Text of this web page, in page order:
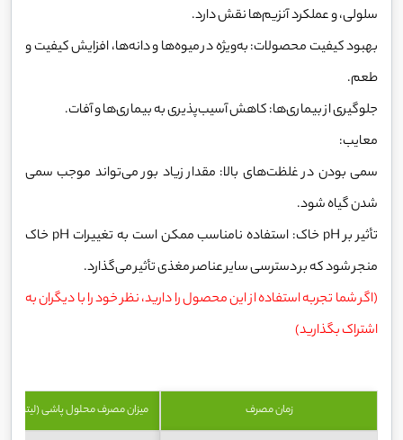
سلولی، و عملکرد آنزیم‌ها نقش دارد.
بهبود کیفیت محصولات: به‌ویژه در میوه‌ها و دانه‌ها، افزایش کیفیت و
طعم.
جلوگیری از بیماری‌ها: کاهش آسیب‌پذیری به بیماری‌ها و آفات.
معایب:
سمی بودن در غلظت‌های بالا: مقدار زیاد بور می‌تواند موجب سمی
شدن گیاه شود.
تأثیر بر pH خاک: استفاده نامناسب ممکن است به تغییرات pH خاک
منجر شود که بر دسترسی سایر عناصر مغذی تأثیر می‌گذارد.
(اگر شما تجربه استفاده از این محصول را دارید، نظر خود را با دیگران به
اشتراک بگذارید)
زمان مصرف میزان مصرف محلول پاشی (لیتردر